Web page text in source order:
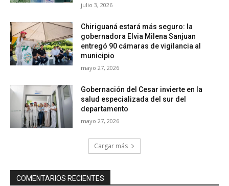
julio 3, 2026
Chiriguaná estará más seguro: la
gobernadora Elvia Milena Sanjuan
entregó 90 cámaras de vigilancia al
municipio
mayo 27, 2026
Gobernación del Cesar invierte en la
salud especializada del sur del
departamento
mayo 27, 2026
Cargar más
COMENTARIOS RECIENTES